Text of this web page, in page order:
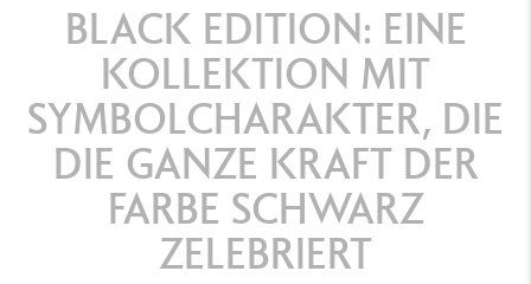
BLACK EDITION: EINE
KOLLEKTION MIT
SYMBOLCHARAKTER, DIE
DIE GANZE KRAFT DER
FARBE SCHWARZ
ZELEBRIERT